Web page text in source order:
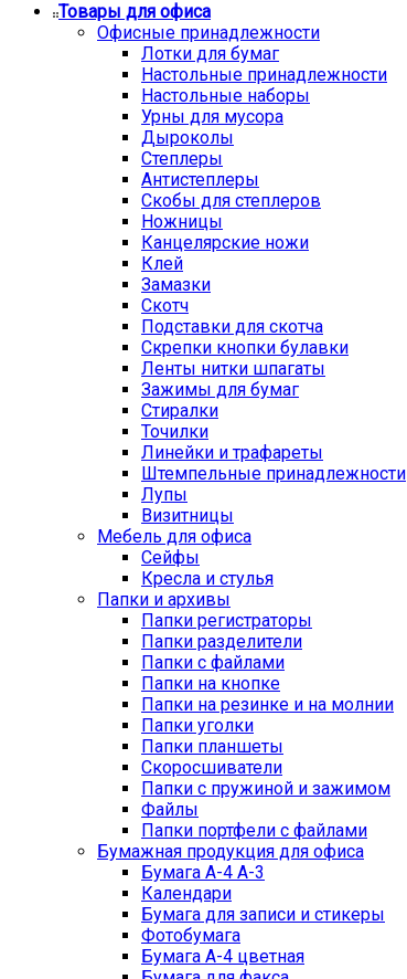
Товары для офиса
Офисные принадлежности
Лотки для бумаг
Настольные принадлежности
Настольные наборы
Урны для мусора
Дыроколы
Степлеры
Антистеплеры
Скобы для степлеров
Ножницы
Канцелярские ножи
Клей
Замазки
Скотч
Подставки для скотча
Скрепки кнопки булавки
Ленты нитки шпагаты
Зажимы для бумаг
Стиралки
Точилки
Линейки и трафареты
Штемпельные принадлежности
Лупы
Визитницы
Мебель для офиса
Сейфы
Кресла и стулья
Папки и архивы
Папки регистраторы
Папки разделители
Папки с файлами
Папки на кнопке
Папки на резинке и на молнии
Папки уголки
Папки планшеты
Скоросшиватели
Папки с пружиной и зажимом
Файлы
Папки портфели с файлами
Бумажная продукция для офиса
Бумага А-4 А-3
Календари
Бумага для записи и стикеры
Фотобумага
Бумага А-4 цветная